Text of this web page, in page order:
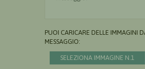
PUOI CARICARE DELLE IMMAGINI
MESSAGGIO:
SELEZIONA IMMAGINE N.1